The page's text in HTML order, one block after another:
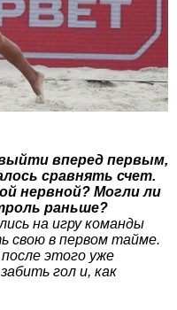
вперед первым,
сравнять счет.
нервной? Могли ли
раньше?
на игру команды
свою в первом тайме.
этого уже
гол и, как